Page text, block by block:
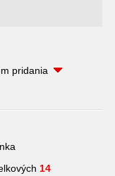
pridania
14